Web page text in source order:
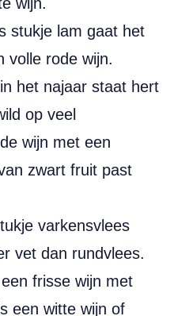
stukje lam gaat het
volle rode wijn.
het najaar staat hert
op veel
wijn met een
zwart fruit past
varkensvlees
vet dan rundvlees.
frisse wijn met
een witte wijn of